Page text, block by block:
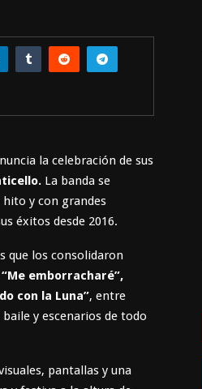
la celebración de sus
La banda se
hito y con grandes
éxitos desde 2016.
que los consolidaron
emborracharé”,
con la Luna”, entre
y escenarios de todo
pantallas y una